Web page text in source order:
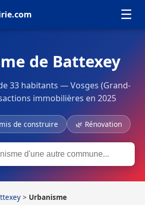
☰
de Battexey
33 habitants — Vosges (Grand-
immobilières en 2025
de construire 🌿 Rénovation
> Urbanisme